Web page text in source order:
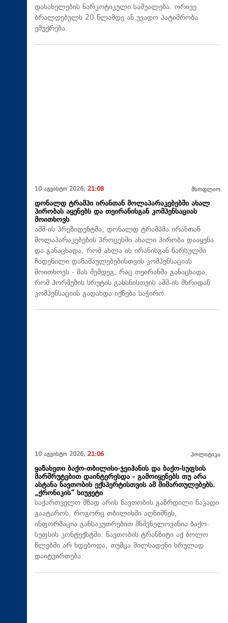
დასახელების ნარკოტიკული საშუალება. ორივე
ბრალდებულს 20 წლამდე ან უვადო პატიმრობა
ემუქრება.
10 აგვისტო 2026, 21:08 მსოფლიო
დონალდ ტრამპი ირანთან მოლაპარაკებებში ახალ
პირობას აყენებს და თეირანისგან კომპენსაციას
მოითხოვს
აშშ-ის პრეზიდენტმა, დონალდ ტრამპმა ირანთან
მოლაპარაკებების პროცესში ახალი პირობა დააყენა
და განაცხადა, რომ ახლა ის ირანისგან წარსულში
ჩადენილი დანაშაულებებისთვის კომპენსაციას
მოითხოვს - მას შემდეგ, რაც თეირანმა განაცხადა,
რომ ჰორმუზის სრუტის გახსნისთვის აშშ-ის მხრიდან
კომპენსაციის გადახდა იქნება საჭირო.
10 აგვისტო 2026, 21:06 პოლიტიკა
ყაზახეთი ბაქო-თბილისი-ჯეიჰანის და ბაქო-სუფსის
მარშრუტებით დაინტერესდა - გამოიყენებს თუ არა
ასტანა ნავთობის ექსპერტისთვის ამ მიმართულებებს.
„ქრონიკის“ სიუჟეტი
საქართველო მზად არის ნავთობის გაზრდილი ნაკადი
გაატაროს. როგორც თბილისში აღნიშნეს,
ინფორმაცია განსაკუთრებით მნშვნელოვანია ბაქო-
სუფსის კონტექსტში. ნავთობის ტრანზიტი აქ ბოლო
წლებში არ ხდებოდა, თუმცა მილსადენი სრულად
დაიტვირთება.